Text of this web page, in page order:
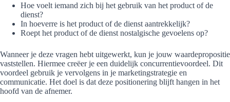
Hoe voelt iemand zich bij het gebruik van het product of de
dienst?
In hoeverre is het product of de dienst aantrekkelijk?
Roept het product of de dienst nostalgische gevoelens op?
Wanneer je deze vragen hebt uitgewerkt, kun je jouw waardepropositie
vaststellen. Hiermee creëer je een duidelijk concurrentievoordeel. Dit
voordeel gebruik je vervolgens in je marketingstrategie en
communicatie. Het doel is dat deze positionering blijft hangen in het
hoofd van de afnemer.